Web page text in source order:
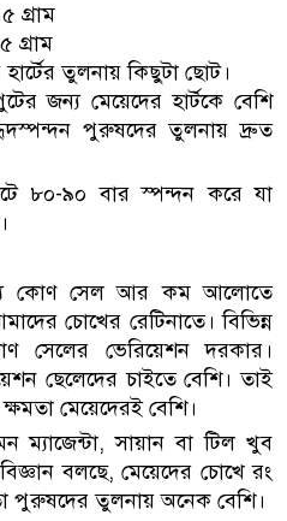
গ্রাম
গ্রাম
হার্টের তুলনায় কিছুটা ছোট।
জন্য মেয়েদের হার্টকে বেশি
পুরুষদের তুলনায় দ্রুত
৮০-৯০ বার স্পন্দন করে যা
কোণ সেল আর কম আলোতে
চোখের রেটিনাতে। বিভিন্ন
সেলের ভেরিয়েশন দরকার।
ছেলেদের চাইতে বেশি। তাই
মেয়েদেরই বেশি।
ম্যাজেন্টা, সায়ান বা টিল খুব
বলছে, মেয়েদের চোখে রং
পুরুষদের তুলনায় অনেক বেশি।